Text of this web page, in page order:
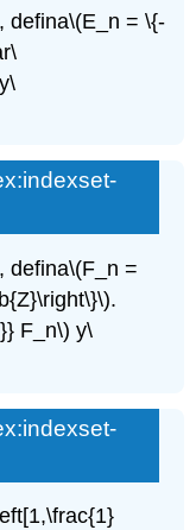
, defina\(E_n = \{-
\
y\
, defina\(F_n =
.
F_n\) y\